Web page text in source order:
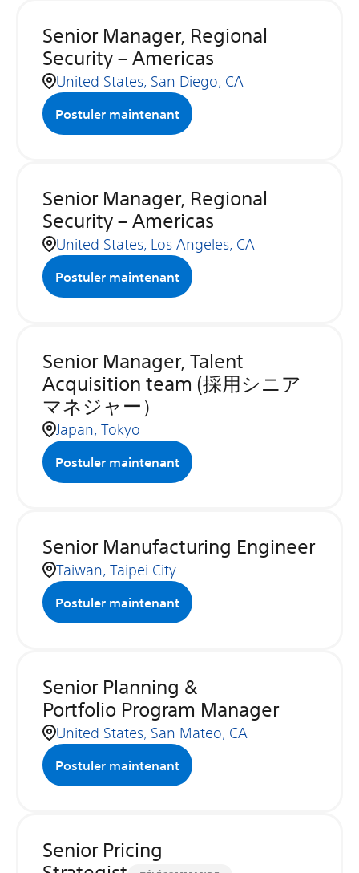
Senior Manager, Regional
Security – Americas
United States, San Diego, CA
Postuler maintenant
Senior Manager, Regional
Security – Americas
United States, Los Angeles, CA
Postuler maintenant
Senior Manager, Talent
Acquisition team (採用シニア
マネジャー）
Japan, Tokyo
Postuler maintenant
Senior Manufacturing Engineer
Taiwan, Taipei City
Postuler maintenant
Senior Planning &
Portfolio Program Manager
United States, San Mateo, CA
Postuler maintenant
Senior Pricing